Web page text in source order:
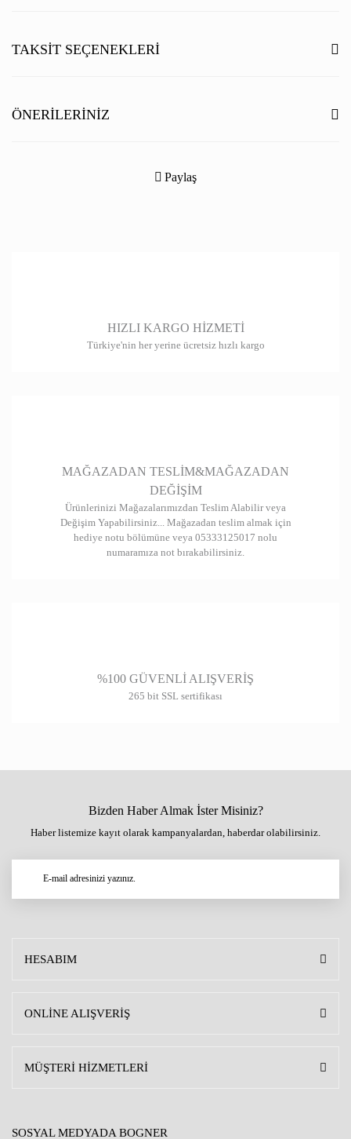
Bu ürüne ilk yorumu siz yapın!
TAKSIT SEÇENEKLERI
ÖNERILERINIZ
yetersiz gördüğünüz noktaları öneri formunu kullanarak tarafımıza
Ürün fiyatı diğer sitelerden daha pahalı.
Gönder
Paylaş
HIZLI KARGO HİZMETİ
Türkiye'nin her yerine ücretsiz hızlı kargo
MAĞAZADAN TESLİM&MAĞAZADAN
DEĞİŞİM
Ürünlerinizi Mağazalarımızdan Teslim Alabilir veya
Değişim Yapabilirsiniz... Mağazadan teslim almak için
hediye notu bölümüne veya 05333125017 nolu
numaramıza not bırakabilirsiniz.
%100 GÜVENLİ ALIŞVERİŞ
265 bit SSL sertifikası
Bizden Haber Almak İster Misiniz?
Haber listemize kayıt olarak kampanyalardan, haberdar olabilirsiniz.
HESABIM
ONLİNE ALIŞVERİŞ
MÜŞTERİ HİZMETLERİ
SOSYAL MEDYADA BOGNER